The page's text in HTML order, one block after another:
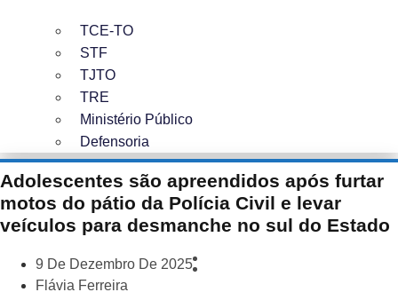
TCE-TO
STF
TJTO
TRE
Ministério Público
Defensoria
Adolescentes são apreendidos após furtar
motos do pátio da Polícia Civil e levar
veículos para desmanche no sul do Estado
9 De Dezembro De 2025
Flávia Ferreira